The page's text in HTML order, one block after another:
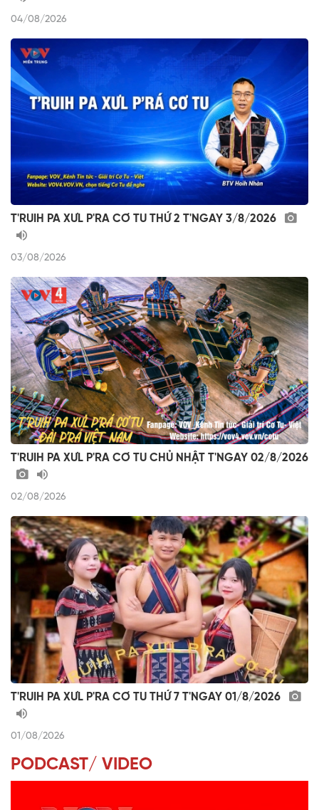
04/08/2026
T'RUIH PA XƯL P'RA CƠ TU THỨ 2 T'NGAY 3/8/2026
03/08/2026
T'RUIH PA XƯL P'RA CƠ TU CHỦ NHẬT T'NGAY 02/8/2026
02/08/2026
T'RUIH PA XƯL P'RA CƠ TU THỨ 7 T'NGAY 01/8/2026
01/08/2026
PODCAST/ VIDEO